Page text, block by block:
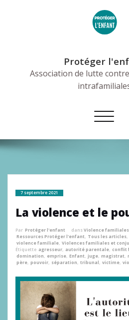
Protéger
Association de lutte
Afficher/
la
7 septembre 2021
La violence et le
Par Protéger l'enfant dansViolence
Ressources Protéger l'enfant, Tous les articles,
violence familiale, Violences familiales et
Étiquette agresseur, autorité parentale, conflit
domination, emprise, Enfant, juge, magistrat,
père, pouvoir, séparation, tribunal, victime,